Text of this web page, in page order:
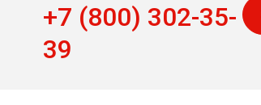
+7 (800) 302-35-
39